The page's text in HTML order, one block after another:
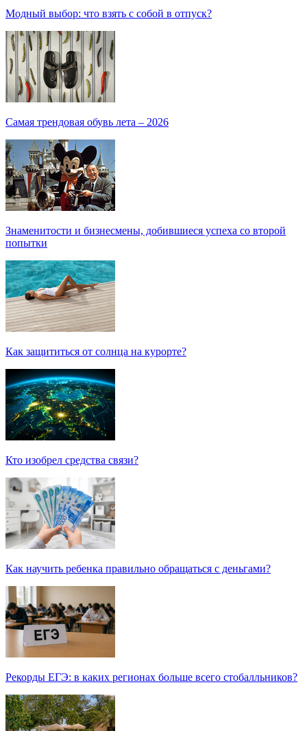
Модный выбор: что взять с собой в отпуск?
Самая трендовая обувь лета – 2026
Знаменитости и бизнесмены, добившиеся успеха со второй
попытки
Как защититься от солнца на курорте?
Кто изобрел средства связи?
Как научить ребенка правильно обращаться с деньгами?
Рекорды ЕГЭ: в каких регионах больше всего стобалльников?